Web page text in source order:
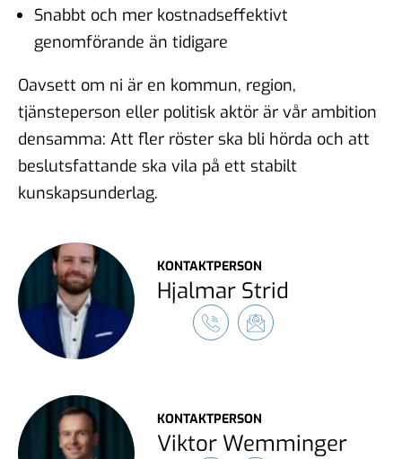
Snabbt och mer kostnadseffektivt
genomförande än tidigare
Oavsett om ni är en kommun, region,
tjänsteperson eller politisk aktör är vår ambition
densamma: Att fler röster ska bli hörda och att
beslutsfattande ska vila på ett stabilt
kunskapsunderlag.
KONTAKTPERSON
Hjalmar Strid
KONTAKTPERSON
Viktor Wemminger